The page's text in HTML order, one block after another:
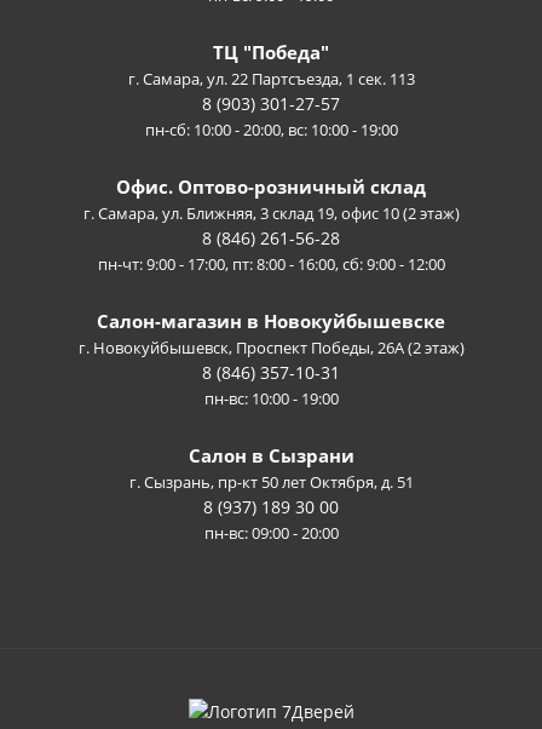
ТЦ "Победа"
г. Самара, ул. 22 Партсъезда, 1 сек. 113
8 (903) 301-27-57
пн-сб: 10:00 - 20:00, вс: 10:00 - 19:00
Офис. Оптово-розничный склад
г. Самара, ул. Ближняя, 3 склад 19, офис 10 (2 этаж)
8 (846) 261-56-28
пн-чт: 9:00 - 17:00, пт: 8:00 - 16:00, сб: 9:00 - 12:00
Салон-магазин в Новокуйбышевске
г. Новокуйбышевск, Проспект Победы, 26А (2 этаж)
8 (846) 357-10-31
пн-вс: 10:00 - 19:00
Салон в Сызрани
г. Сызрань, пр-кт 50 лет Октября, д. 51
8 (937) 189 30 00
пн-вс: 09:00 - 20:00